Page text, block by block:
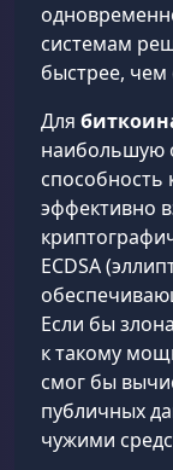
системам
быстрее,
Для
наибольшую
способность
эффективно
ECDSA
Если бы
к такому
смог бы
публичных
чужими